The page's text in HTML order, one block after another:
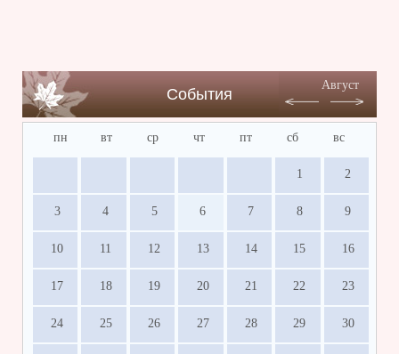
События
Август
пн вт ср чт пт сб вс
1 2
3 4 5 6 7 8 9
10 11 12 13 14 15 16
17 18 19 20 21 22 23
24 25 26 27 28 29 30